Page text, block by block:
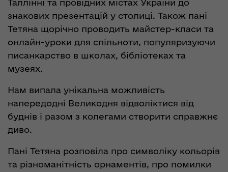
Таллінні та провідних містах України до
знакових презентацій у столиці. Також пані
Тетяна щорічно проводить майстер-класи та
онлайн-уроки для спільноти, популяризуючи
писанкарство в школах, бібліотеках та
музеях.
Нам випала унікальна можливість
напередодні Великодня відволіктися від
буднів і разом з колегами створити справжнє
диво.
Пані Тетяна розповіла про символіку кольорів
та різноманітність орнаментів, про помилки